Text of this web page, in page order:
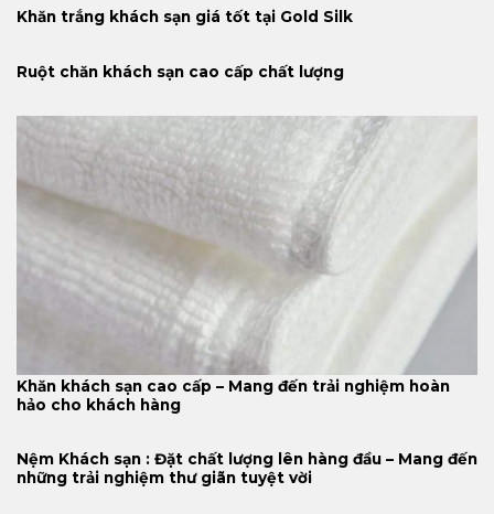
Khăn trắng khách sạn giá tốt tại Gold Silk
Ruột chăn khách sạn cao cấp chất lượng
Khăn khách sạn cao cấp – Mang đến trải nghiệm hoàn
hảo cho khách hàng
Nệm Khách sạn : Đặt chất lượng lên hàng đầu – Mang đến
những trải nghiệm thư giãn tuyệt vời